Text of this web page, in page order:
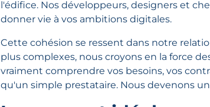
l'édifice. Nos développeurs, designers et
donner vie à vos ambitions digitales.
Cette cohésion se ressent dans notre
plus complexes, nous croyons en la force
vraiment comprendre vos besoins, vos
qu'un simple prestataire. Nous devenons